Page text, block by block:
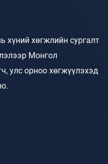
хүний хөгжлийн сургалт
Монгол
улс орноо хөгжүүлэхэд